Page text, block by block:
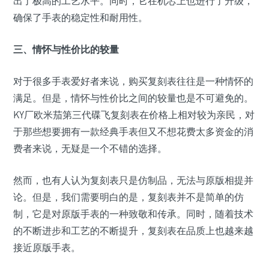
确保了手表的稳定性和耐用性。
三、情怀与性价比的较量
对于很多手表爱好者来说，购买复刻表往往是一种情怀的
满足。但是，情怀与性价比之间的较量也是不可避免的。
KY厂欧米茄第三代碟飞复刻表在价格上相对较为亲民，对
于那些想要拥有一款经典手表但又不想花费太多资金的消
费者来说，无疑是一个不错的选择。
然而，也有人认为复刻表只是仿制品，无法与原版相提并
论。但是，我们需要明白的是，复刻表并不是简单的仿
制，它是对原版手表的一种致敬和传承。同时，随着技术
的不断进步和工艺的不断提升，复刻表在品质上也越来越
接近原版手表。